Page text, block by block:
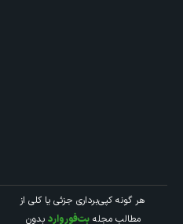
هر گونه کپی‌برداری جزئی یا کلی از
مطالب مجله بت‌فوروارد بدون